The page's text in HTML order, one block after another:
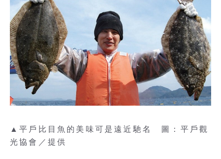
▲平戶比目魚的美味可是遠近馳名 圖：平戶觀
光協會／提供